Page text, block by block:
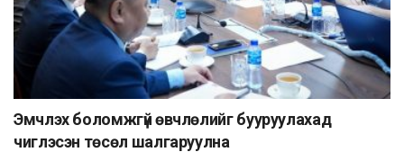
Эмчлэх боломжгүй өвчлөлийг бууруулахад
чиглэсэн төсөл шалгаруулна